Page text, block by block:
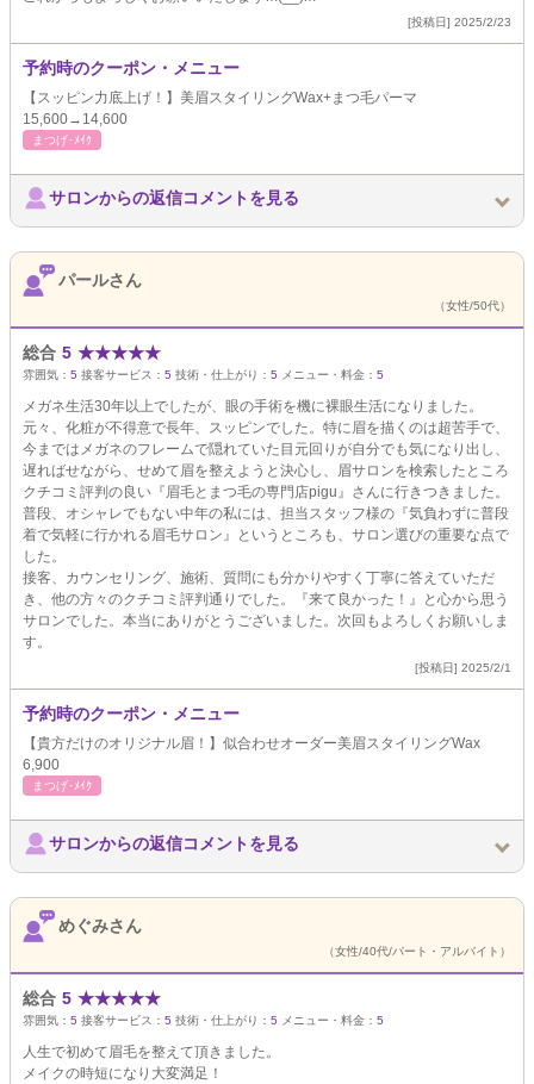
[投稿日] 2025/2/23
予約時のクーポン・メニュー
【スッピン力底上げ！】美眉スタイリングWax+まつ毛パーマ
15,600→14,600
まつげ･ﾒｲｸ
サロンからの返信コメントを見る
パールさん
（女性/50代）
総合 5 ★★★★★
雰囲気： 5 接客サービス： 5 技術・仕上がり： 5 メニュー・料金： 5
メガネ生活30年以上でしたが、眼の手術を機に裸眼生活になりました。
元々、化粧が不得意で長年、スッピンでした。特に眉を描くのは超苦手で、
今まではメガネのフレームで隠れていた目元回りが自分でも気になり出し、
遅ればせながら、せめて眉を整えようと決心し、眉サロンを検索したところ
クチコミ評判の良い『眉毛とまつ毛の専門店pigu』さんに行きつきました。
普段、オシャレでもない中年の私には、担当スタッフ様の『気負わずに普段
着で気軽に行かれる眉毛サロン』というところも、サロン選びの重要な点で
した。
接客、カウンセリング、施術、質問にも分かりやすく丁寧に答えていただ
き、他の方々のクチコミ評判通りでした。『来て良かった！』と心から思う
サロンでした。本当にありがとうございました。次回もよろしくお願いしま
す。
[投稿日] 2025/2/1
予約時のクーポン・メニュー
【貴方だけのオリジナル眉！】似合わせオーダー美眉スタイリングWax
6,900
まつげ･ﾒｲｸ
サロンからの返信コメントを見る
めぐみさん
（女性/40代/パート・アルバイト）
総合 5 ★★★★★
雰囲気： 5 接客サービス： 5 技術・仕上がり： 5 メニュー・料金： 5
人生で初めて眉毛を整えて頂きました。
メイクの時短になり大変満足！